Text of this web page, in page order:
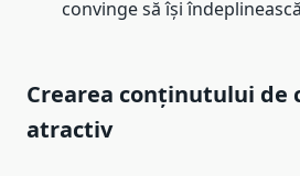
convinge să își
Crearea conținutului de
atractiv